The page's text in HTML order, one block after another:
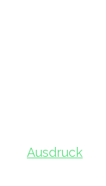
Ausdruck